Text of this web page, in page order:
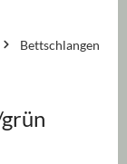
Bettschlangen